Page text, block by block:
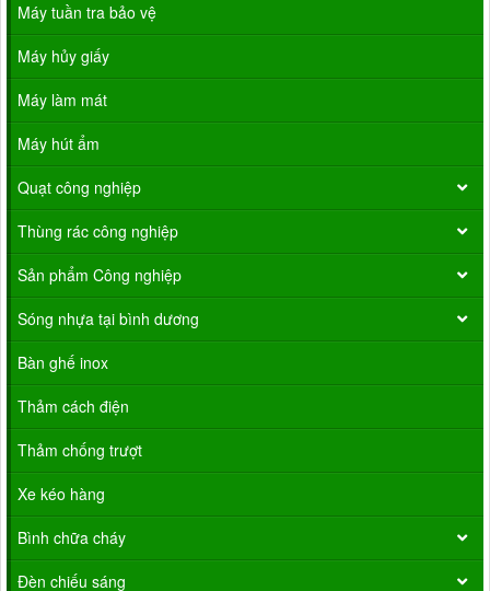
Máy tuần tra bảo vệ
Máy hủy giấy
Máy làm mát
Máy hút ẩm
Quạt công nghiệp
Thùng rác công nghiệp
Sản phẩm Công nghiệp
Sóng nhựa tại bình dương
Bàn ghế inox
Thảm cách điện
Thảm chống trượt
Xe kéo hàng
Bình chữa cháy
Đèn chiếu sáng